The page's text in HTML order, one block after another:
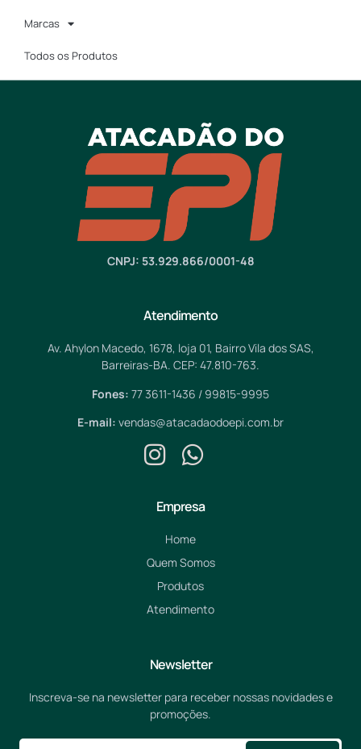
Marcas
Todos os Produtos
CNPJ: 53.929.866/0001-48
Atendimento
Av. Ahylon Macedo, 1678, loja 01, Bairro Vila dos SAS,
Barreiras-BA. CEP: 47.810-763.
Fones: 77 3611-1436 / 99815-9995
E-mail: vendas@atacadaodoepi.com.br
Empresa
Home
Quem Somos
Produtos
Atendimento
Newsletter
Inscreva-se na newsletter para receber nossas novidades e
promoções.